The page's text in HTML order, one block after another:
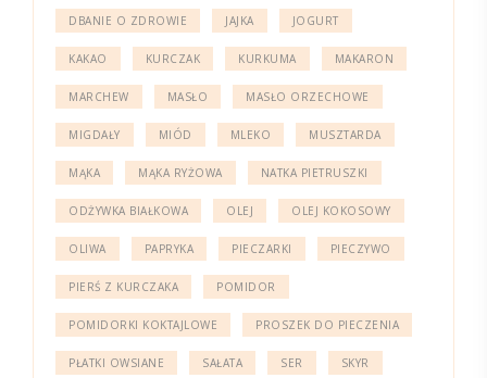
DBANIE O ZDROWIE JAJKA JOGURT
KAKAO KURCZAK KURKUMA MAKARON
MARCHEW MASŁO MASŁO ORZECHOWE
MIGDAŁY MIÓD MLEKO MUSZTARDA
MĄKA MĄKA RYŻOWA NATKA PIETRUSZKI
ODŻYWKA BIAŁKOWA OLEJ OLEJ KOKOSOWY
OLIWA PAPRYKA PIECZARKI PIECZYWO
PIERŚ Z KURCZAKA POMIDOR
POMIDORKI KOKTAJLOWE PROSZEK DO PIECZENIA
PŁATKI OWSIANE SAŁATA SER SKYR